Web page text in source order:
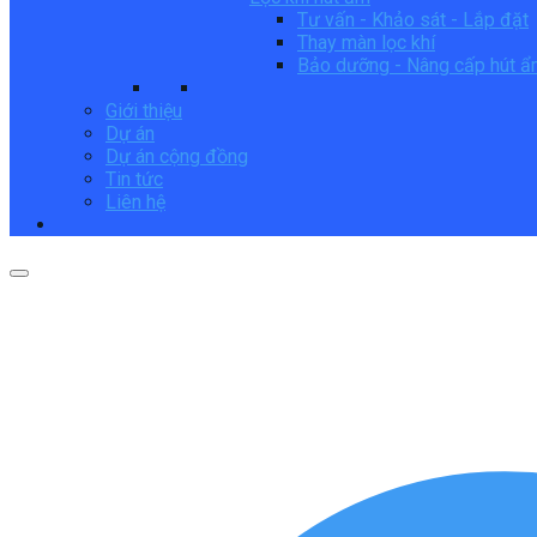
Tư vấn - Khảo sát - Lắp đặt
Thay màn lọc khí
Bảo dưỡng - Nâng cấp hút
Giới thiệu
Dự án
Dự án cộng đồng
Tin tức
Liên hệ